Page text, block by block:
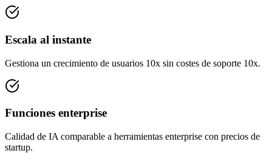
Escala al instante
Gestiona un crecimiento de usuarios 10x sin costes de soporte 10x.
Funciones enterprise
Calidad de IA comparable a herramientas enterprise con precios de
startup.